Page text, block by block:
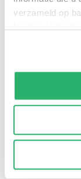
verzameld op
kunnen
kwantitatief
€ 34,50
studenten een
op basis van
heldere
op? Hoe voer
Hoe schrijf je
dit boek •
onderzoek; •